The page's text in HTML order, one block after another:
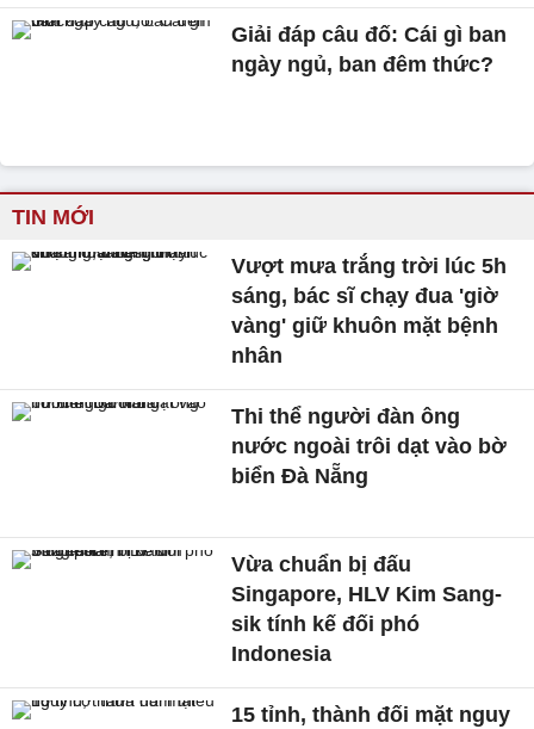
Giải đáp câu đố: Cái gì ban
ngày ngủ, ban đêm thức?
TIN MỚI
Vượt mưa trắng trời lúc 5h
sáng, bác sĩ chạy đua 'giờ
vàng' giữ khuôn mặt bệnh
nhân
Thi thể người đàn ông
nước ngoài trôi dạt vào bờ
biển Đà Nẵng
Vừa chuẩn bị đấu
Singapore, HLV Kim Sang-
sik tính kế đối phó
Indonesia
15 tỉnh, thành đối mặt nguy